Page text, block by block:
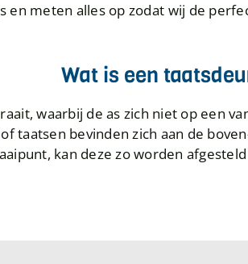
en meten alles op zodat wij de
Wat is een
waarbij de as zich niet op een
taatsen bevinden zich aan de
kan deze zo worden